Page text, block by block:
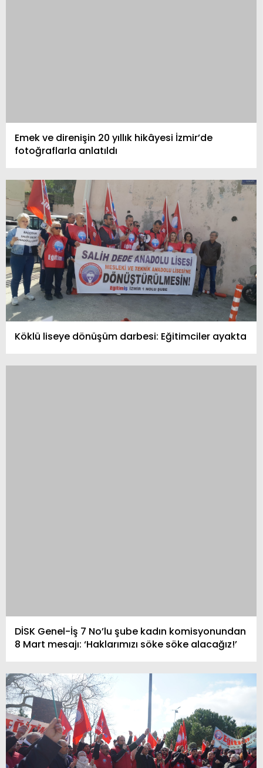
Emek ve direnişin 20 yıllık hikâyesi İzmir’de
fotoğraflarla anlatıldı
Köklü liseye dönüşüm darbesi: Eğitimciler ayakta
DİSK Genel-İş 7 No’lu şube kadın komisyonundan
8 Mart mesajı: ‘Haklarımızı söke söke alacağız!’